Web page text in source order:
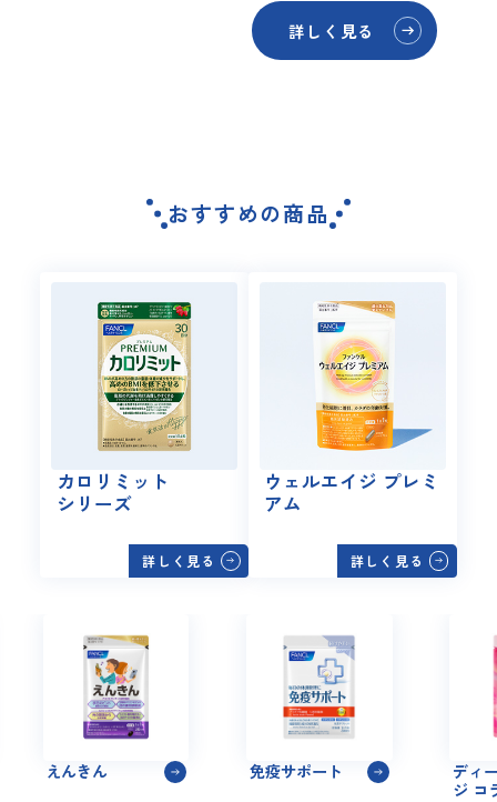
詳しく見る
おすすめの商品
カロリミット
シリーズ
詳しく見る
ウェルエイジ プレミ
アム
詳しく見る
えんきん 免疫サポート
ディー
ジ コ